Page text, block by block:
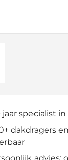
jaar specialist
dakdragers